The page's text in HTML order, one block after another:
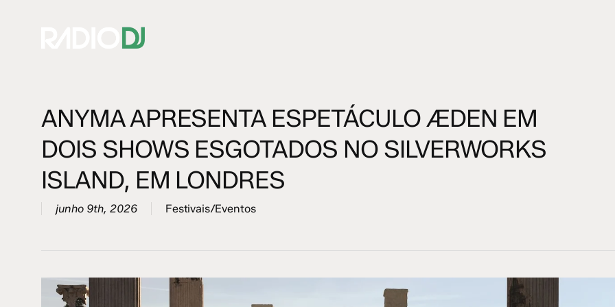
Hit enter to search or ESC to close
ANYMA APRESENTA ESPETÁCULO ÆDEN EM
DOIS SHOWS ESGOTADOS NO SILVERWORKS
ISLAND, EM LONDRES
junho 9th, 2026 Festivais/Eventos